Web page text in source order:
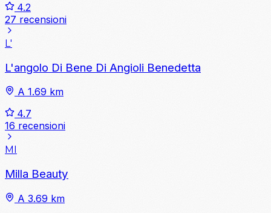
4.2
27 recensioni
L'
L'angolo Di Bene Di Angioli Benedetta
A 1.69 km
4.7
16 recensioni
MI
Milla Beauty
A 3.69 km